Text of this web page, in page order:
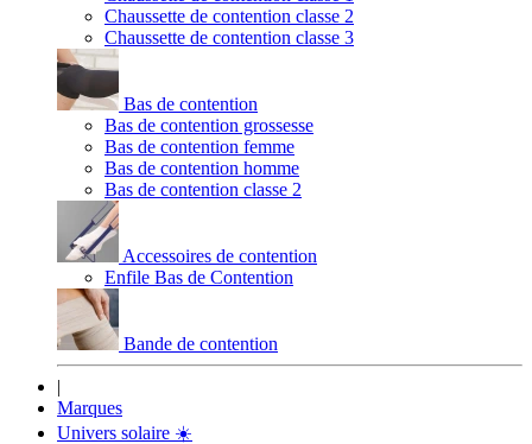
Chaussette de contention classe 2
Chaussette de contention classe 3
Bas de contention
Bas de contention grossesse
Bas de contention femme
Bas de contention homme
Bas de contention classe 2
Accessoires de contention
Enfile Bas de Contention
Bande de contention
|
Marques
Univers solaire ☀️